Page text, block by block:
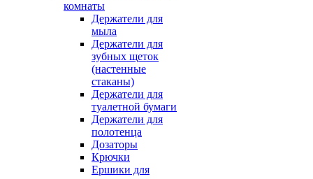
комнаты
Держатели для
мыла
Держатели для
зубных щеток
(настенные
стаканы)
Держатели для
туалетной бумаги
Держатели для
полотенца
Дозаторы
Крючки
Ершики для